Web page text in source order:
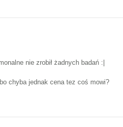
nie zrobił żadnych badań :|
chyba jednak cena tez coś mowi?